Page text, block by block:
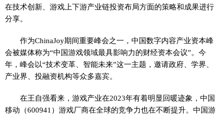
在技术创新、游戏上下游产业链投资布局方面的策略和成果进行
分享。
作为ChinaJoy期间重要峰会之一，中国数字内容产业资本峰
会被媒体称为“中国游戏领域最具影响力的财经资本会议”。今
年，峰会以“技术变革、智能未来”这一主题，邀请政府、学界、
产业界、投融资机构等众多嘉宾。
在王自强看来，游戏产业在2023年有着明显回暖迹象，中国
移动（600941）游戏厂商在全球的竞争力也在不断提升。中国游